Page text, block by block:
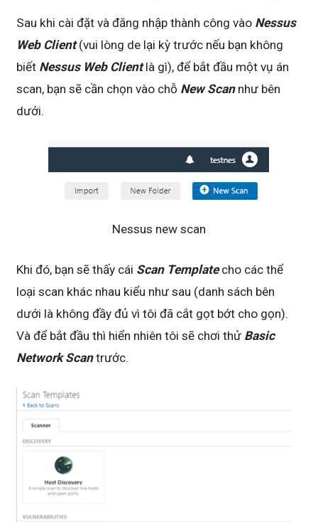
Sau khi cài đặt và đăng nhập thành công vào Nessus
Web Client(vui lòng de lại kỳ trước nếu bạn không
biết Nessus Web Clientlà gì), để bắt đầu một vụ án
scan, bạn sẽ cần chọn vào chỗ New Scannhư bên
dưới.
Nessus new scan
Khi đó, bạn sẽ thấy cái Scan Templatecho các thể
loại scan khác nhau kiểu như sau (danh sách bên
dưới là không đầy đủ vì tôi đã cắt gọt bớt cho gọn).
Và để bắt đầu thì hiển nhiên tôi sẽ chơi thử Basic
Network Scantrước.